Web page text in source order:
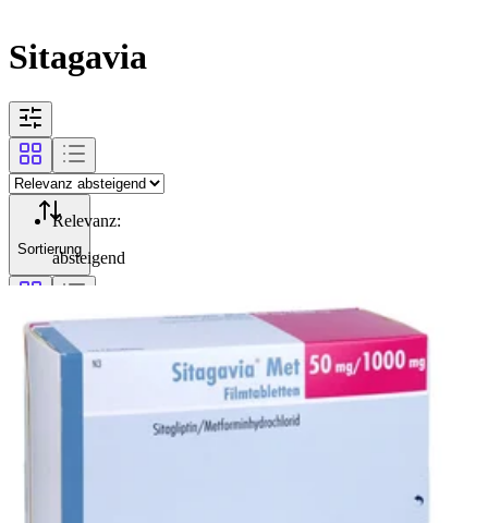
Sitagavia
Sortierung
Relevanz:
absteigend